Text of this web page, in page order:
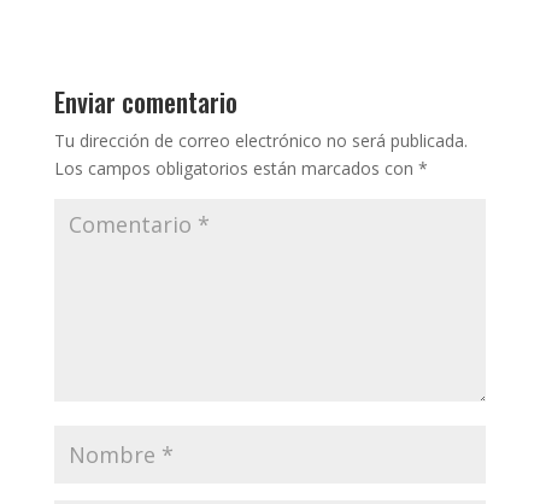
Enviar comentario
Tu dirección de correo electrónico no será publicada.
Los campos obligatorios están marcados con *